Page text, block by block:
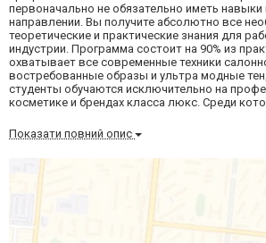
первоначально не обязательно иметь
направлении. Вы получите абсолютно все
теоретические и практические знания для
индустрии. Программа состоит на 90% из
охватывает все современные техники
востребованные образы и ультра модные
студенты обучаются исключительно на
косметике и брендах класса люкс. Среди
Показати повний опис